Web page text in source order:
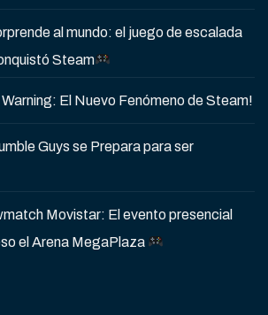
al mundo: el juego de escalada
Steam
El Nuevo Fenómeno de Steam!
Guys se Prepara para ser
Movistar: El evento presencial
el Arena MegaPlaza